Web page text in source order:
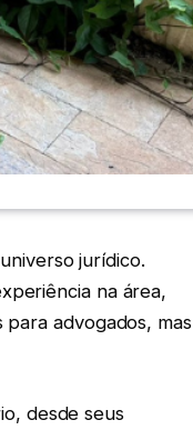
jurídico.
na área,
advogados, mas
desde seus